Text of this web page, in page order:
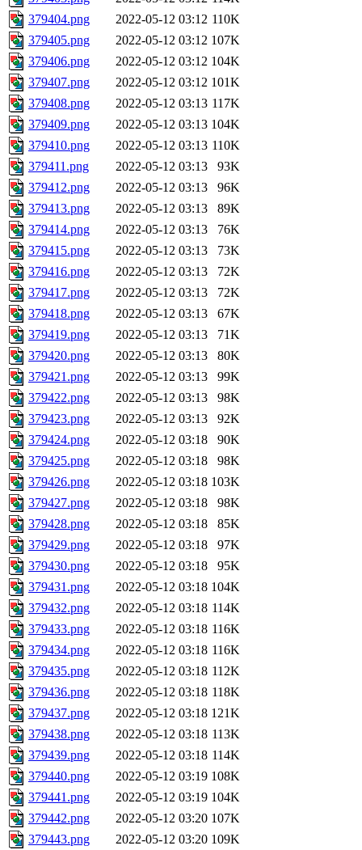
379404.png
2022-05-12 03:12 110K
379405.png
2022-05-12 03:12 107K
379406.png
2022-05-12 03:12 104K
379407.png
2022-05-12 03:12 101K
379408.png
2022-05-12 03:13 117K
379409.png
2022-05-12 03:13 104K
379410.png
2022-05-12 03:13 110K
379411.png
2022-05-12 03:13
93K
379412.png
2022-05-12 03:13
96K
379413.png
2022-05-12 03:13
89K
379414.png
2022-05-12 03:13
76K
379415.png
2022-05-12 03:13
73K
379416.png
2022-05-12 03:13
72K
379417.png
2022-05-12 03:13
72K
379418.png
2022-05-12 03:13
67K
379419.png
2022-05-12 03:13
71K
379420.png
2022-05-12 03:13
80K
379421.png
2022-05-12 03:13
99K
379422.png
2022-05-12 03:13
98K
379423.png
2022-05-12 03:13
92K
379424.png
2022-05-12 03:18
90K
379425.png
2022-05-12 03:18
98K
379426.png
2022-05-12 03:18 103K
379427.png
2022-05-12 03:18
98K
379428.png
2022-05-12 03:18
85K
379429.png
2022-05-12 03:18
97K
379430.png
2022-05-12 03:18
95K
379431.png
2022-05-12 03:18 104K
379432.png
2022-05-12 03:18 114K
379433.png
2022-05-12 03:18 116K
379434.png
2022-05-12 03:18 116K
379435.png
2022-05-12 03:18 112K
379436.png
2022-05-12 03:18 118K
379437.png
2022-05-12 03:18 121K
379438.png
2022-05-12 03:18 113K
379439.png
2022-05-12 03:18 114K
379440.png
2022-05-12 03:19 108K
379441.png
2022-05-12 03:19 104K
379442.png
2022-05-12 03:20 107K
379443.png
2022-05-12 03:20 109K